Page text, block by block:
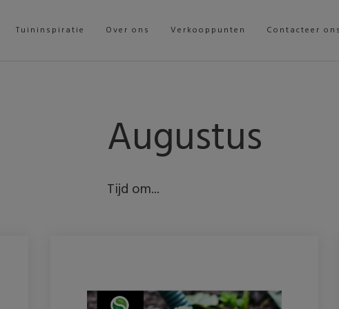
Tuininspiratie Over ons Verkooppunten Contacteer
Augustus
Tijd om...